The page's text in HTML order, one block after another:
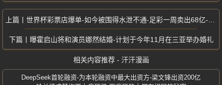
世界杯彩票店爆单-如今被围得水泄不通-足彩一周卖出68亿-昔日社区小店
曝霍启山将和演员娜然结婚-计划于今年11月在三亚举办婚礼
相关内容推荐 - 汗汗漫画
DeepSeek首轮融资-为本轮融资中最大出资方-梁文锋出资200亿